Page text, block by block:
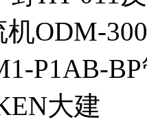
ODM-
P1AB-
大建